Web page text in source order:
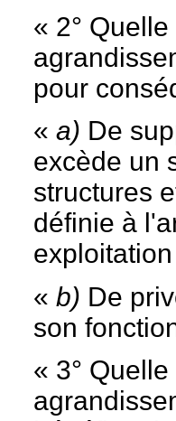
« 2°
pour
« a) De
excède un
structures
définie à
« b) De
son
« 3°